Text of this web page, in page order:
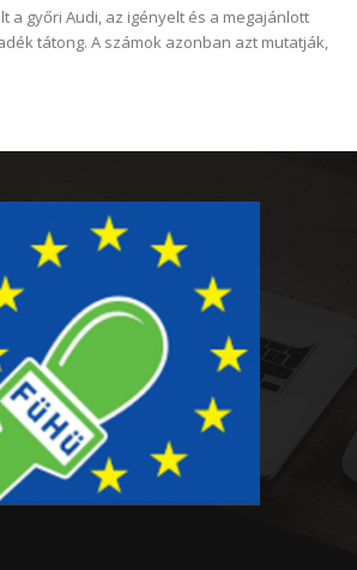
a győri Audi, az igényelt és a megajánlott
tátong. A számok azonban azt mutatják,